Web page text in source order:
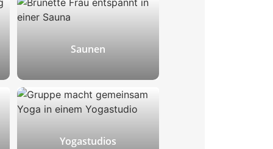
Entfliehen Sie dem Alltag und
lassen Sie den Stress hinter sich
abzuschalten und zu
Saunen
Gönnen Sie sich eine Auszeit und
stärken Sie Ihr Immunsystem
durch regelmäßiges Schwitzen in
ermäßigten Preisen!
Yogastudios